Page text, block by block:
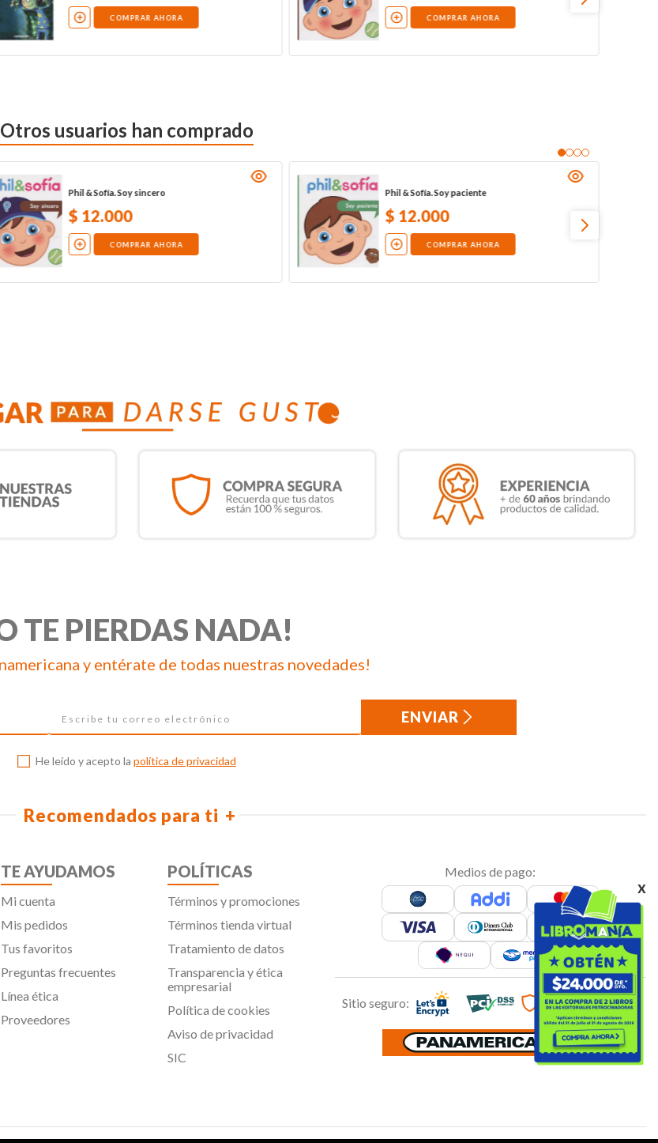
x
COMPRAR AHORA COMPRAR AHORA
Otros usuarios han comprado
Phil & Sofía. Soy sincero
$ 12.000
COMPRAR AHORA
Phil & Sofía. Soy paciente
$ 12.000
COMPRAR AHORA
TE PIERDAS NADA!
y entérate de todas nuestras novedades!
ENVIAR
He leído y acepto la política de privacidad
Recomendados para ti
TE AYUDAMOS
Mi cuenta
Mis pedidos
Tus favoritos
Preguntas frecuentes
Línea ética
Proveedores
POLÍTICAS
Términos y promociones
Términos tienda virtual
Tratamiento de datos
Transparencia y ética
empresarial
Política de cookies
Aviso de privacidad
SIC
Medios de pago:
Sitio seguro: